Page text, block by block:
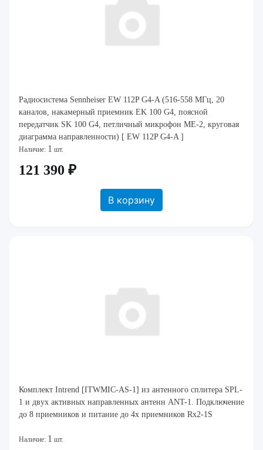
Радиосистема Sennheiser EW 112P G4-A (516-558 МГц, 20
каналов, накамерный приемник EK 100 G4, поясной
передатчик SK 100 G4, петличный микрофон ME-2, круговая
диаграмма направленности) [ EW 112P G4-A ]
Наличие: 1 шт.
121 390 ₽
В корзину
Комплект Intrend [ITWMIC-AS-1] из антенного сплитера SPL-
1 и двух активных направленных антенн ANT-1. Подключение
до 8 приемников и питание до 4х приемников Rx2-1S
Наличие: 1 шт.